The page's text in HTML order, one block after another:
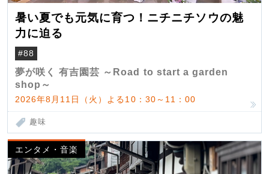
暑い夏でも元気に育つ！ニチニチソウの魅
力に迫る
#88
夢が咲く 有吉園芸 ～Road to start a garden
shop～
2026年8月11日（火）よる10：30～11：00
趣味
エンタメ・音楽